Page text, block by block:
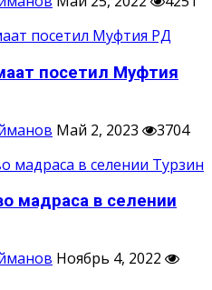
посетил Муфтия
Май 2, 2023 3704
мадраса в селении
Ноябрь 4, 2022